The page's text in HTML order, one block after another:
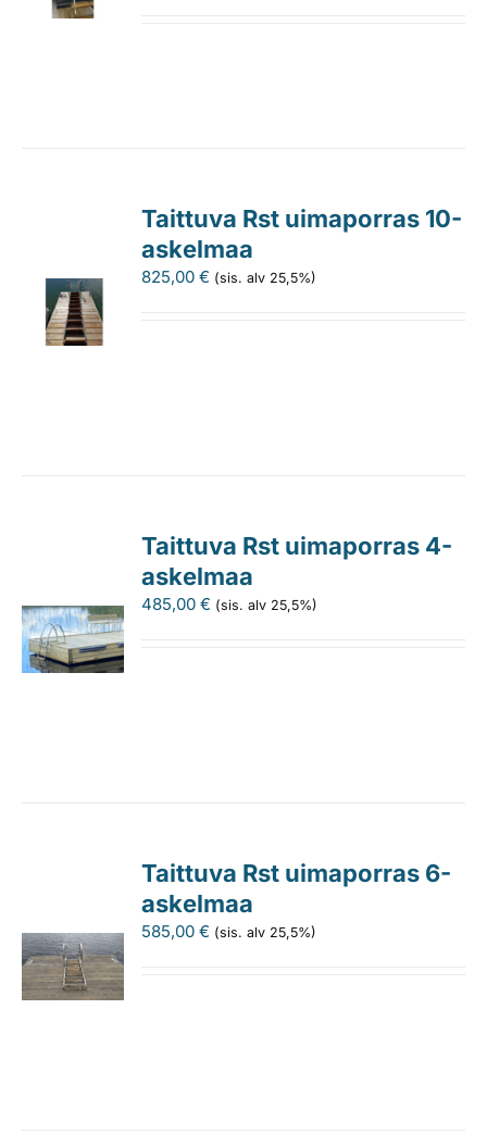
Taittuva Rst uimaporras 10-
askelmaa
825,00€ (sis. alv 25,5%)
Taittuva Rst uimaporras 4-
askelmaa
485,00€ (sis. alv 25,5%)
Taittuva Rst uimaporras 6-
askelmaa
585,00€ (sis. alv 25,5%)